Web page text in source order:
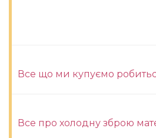
Все що ми купуємо
Все про холодну зброю